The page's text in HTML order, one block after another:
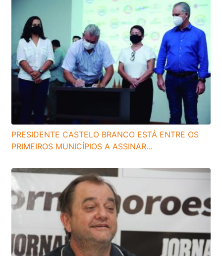
PRESIDENTE CASTELO BRANCO ESTÁ ENTRE OS
PRIMEIROS MUNICÍPIOS A ASSINAR...